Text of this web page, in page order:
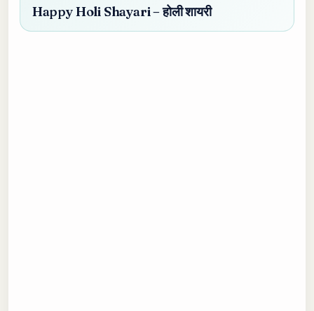
Happy Holi Shayari – होली शायरी